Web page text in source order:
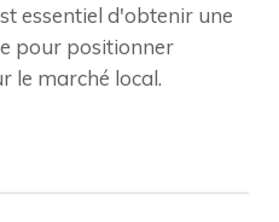
essentiel d'obtenir une
pour positionner
le marché local.